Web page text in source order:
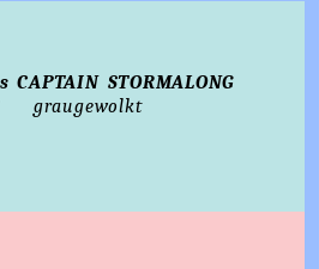
CAPTAIN STORMALONG
graugewolkt